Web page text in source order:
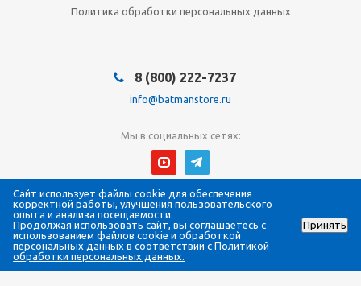
Политика обработки персональных данных
8 (800) 222-7237
info@batmanstore.ru
Мы в социальных сетях:
© 2026 БэтмэнМагазин (BatmanStore)
Интернет-магазин электроники и систем безопасности
Все права защищены
ИП Густова Джесика Ренартовна
ИНН 784808988565
ОГРНИП 317784700294058
Сайт использует файлы cookie для обеспечения
корректной работы, улучшения пользовательского
опыта и анализа посещаемости.
Продолжая использовать сайт, вы соглашаетесь с
использованием файлов cookie и обработкой
персональных данных в соответствии сПолитикой
обработки персональных данных.
Принять